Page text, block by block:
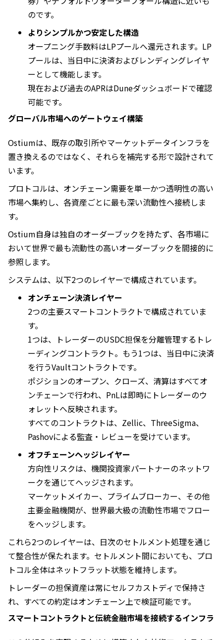
のです。
よりシンプルかつ安定した構造
オープニング手数料はLPプールへ還元されます。LP
プールは、当日中に決済およびレンディングレイヤ
ーとして機能します。
現在および過去のAPRはDuneダッシュボードで確認
可能です。
グローバル市場へのゲートウェイ構築
Ostiumは、既存の取引所やマーケットデータインフラを
置き換えるのではなく、それらを補完する形で設計されて
います。
プロトコルは、オンチェーン需要を単一かつ透明性の高い
市場へ集約し、各資産ごとに最も深い流動性へ接続しま
す。
Ostium自身は独自のオーダーブックを持たず、各市場に
おいて世界で最も流動性の高いオーダーブックを間接的に
参照します。
システムは、以下2つのレイヤーで構成されています。
オンチェーン決済レイヤー
2つの主要スマートコントラクトで構成されていま
す。
1つは、トレーダーのUSDC担保を分離管理するトレ
ーディングコントラクト。もう1つは、当日中に決済
を行うVaultコントラクトです。
ポジションのオープン、クローズ、清算はすべてオ
ンチェーンで行われ、PnLは即時にトレーダーのウ
ォレットへ反映されます。
すべてのコントラクトは、Zellic、ThreeSigma、
Pashovによる監査・レビューを受けています。
オフチェーンヘッジレイヤー
方向性リスクは、機関投資家パートナーのネットワ
ークを通じてヘッジされます。
マーケットメイカー、プライムブローカー、その他
主要金融機関が、世界最大級の流動性市場でフロー
をヘッジします。
これら2つのレイヤーは、日次のセトルメント処理を通じ
て整合性が保たれます。セトルメント間においても、プロ
トコル全体はネットフラット状態を維持します。
トレーダーの担保資産は常にセルフカストディで保持さ
れ、すべての約定はオンチェーン上で検証可能です。
スマートコントラクトと伝統金融市場を接続するインフラ